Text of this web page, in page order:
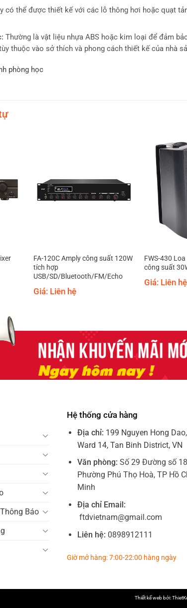
có thể được thiết kế với các lỗ thông hơi hoặc quạt
Thường là vật liệu nhựa ABS hoặc kim loại để đảm
thuộc vào sở thích và phong cách thiết kế của nhà
phòng học
FA-120C Amply công suất 120W
tích hợp
USB/SD/Bluetooth/FM/Echo
Giá: Liên hệ
FWS-430
công suất
Giá: Liên hệ
Báo
Hệ thống cửa hàng
Địa chỉ: 199 Nguyen Hong Dao,
Ward 14, Tan Binh District, VN
Văn phòng: Số 29 Đường số
Phường Phú Thọ Hoà, TP Hồ
Minh
Địa chỉ Email:
ftdvietnam@gmail.com
Liên hệ: 0898912111
Giờ mở hàng: 7:00-22:00 hàng ngày
Thiết kế web bởi: